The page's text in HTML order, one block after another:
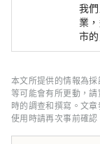
我
業
市
快
本文所提供的情報為
等可能會有所更動，
時的調查和撰寫。文
使用時請再次事前確認